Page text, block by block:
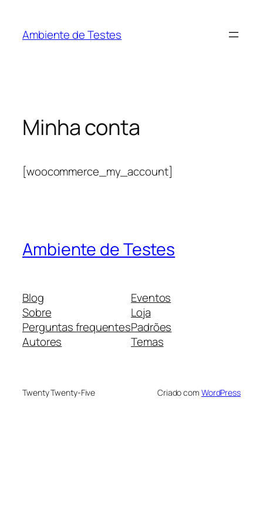
Ambiente de Testes
Minha conta
[woocommerce_my_account]
Ambiente de Testes
Blog
Sobre
Perguntas frequentes
Autores
Eventos
Loja
Padrões
Temas
Twenty Twenty-Five Criado com WordPress